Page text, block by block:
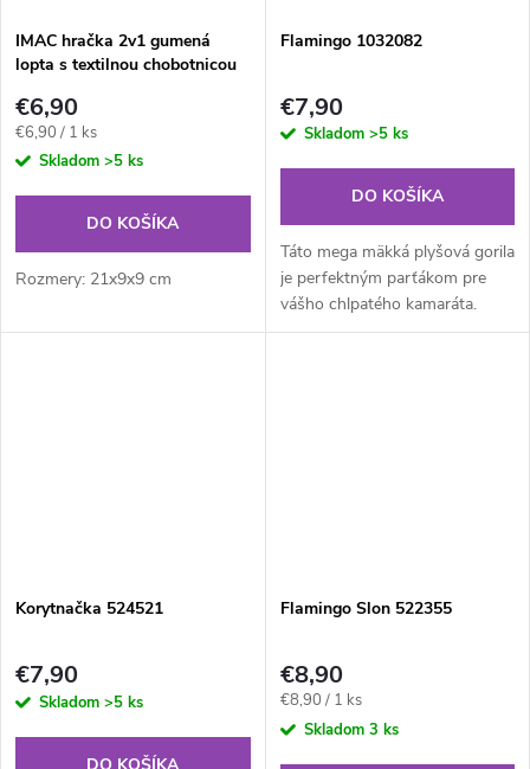
IMAC hračka 2v1 gumená
lopta s textilnou chobotnicou
€6,90
Jednotková
cena:
€6,90 / 1 ks
Skladom >5 ks
DO KOŠÍKA
Rozmery: 21x9x9 cm
Flamingo 1032082
€7,90
Skladom >5 ks
DO KOŠÍKA
Táto mega mäkká plyšová gorila
je perfektným parťákom pre
vášho chlpatého kamaráta.
Maznanie, hranie sa a
Korytnačka 524521
€7,90
Skladom >5 ks
Flamingo Slon 522355
€8,90
Jednotková
cena:
€8,90 / 1 ks
Skladom 3 ks